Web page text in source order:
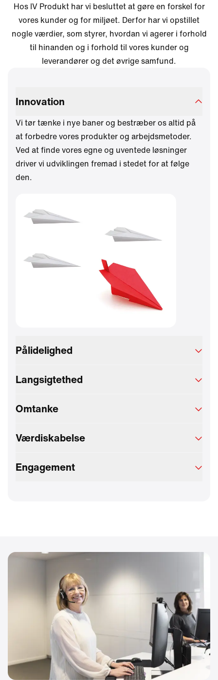
Hos IV Produkt har vi besluttet at gøre en forskel for
vores kunder og for miljøet. Derfor har vi opstillet
nogle værdier, som styrer, hvordan vi agerer i forhold
til hinanden og i forhold til vores kunder og
leverandører og det øvrige samfund.
Innovation
Vi tør tænke i nye baner og bestræber os altid på
at forbedre vores produkter og arbejdsmetoder.
Ved at finde vores egne og uventede løsninger
driver vi udviklingen fremad i stedet for at følge
den.
Pålidelighed
Langsigtethed
Omtanke
Værdiskabelse
Engagement